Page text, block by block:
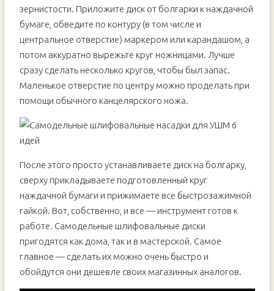
зернистости. Приложите диск от болгарки к наждачной
бумаге, обведите по контуру (в том числе и
центральное отверстие) маркером или карандашом, а
потом аккуратно вырежьте круг ножницами. Лучше
сразу сделать несколько кругов, чтобы был запас.
Маленькое отверстие по центру можно проделать при
помощи обычного канцелярского ножа.
После этого просто устанавливаете диск на болгарку,
сверху прикладываете подготовленный круг
наждачной бумаги и прижимаете все быстрозажимной
гайкой. Вот, собственно, и все — инструмент готов к
работе. Самодельные шлифовальные диски
пригодятся как дома, так и в мастерской. Самое
главное — сделать их можно очень быстро и
обойдутся они дешевле своих магазинных аналогов.